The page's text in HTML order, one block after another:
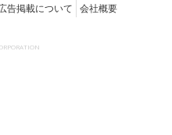
告掲載について 会社概要